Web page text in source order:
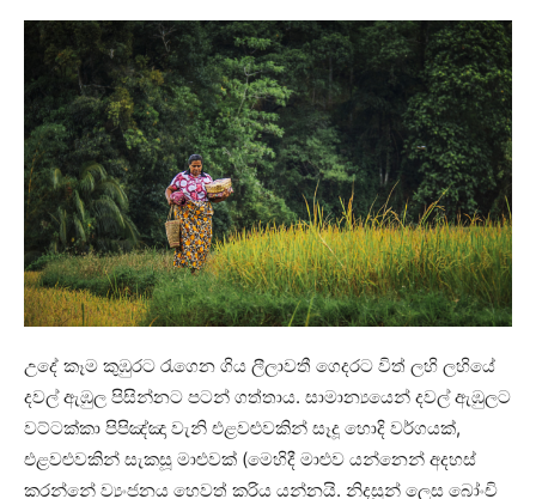
උදේ කෑම කුඹුරට රැගෙන ගිය ලීලාවතී ගෙදරට විත් ලහි ලහියේ
දවල් ඇඹුල පිසින්නට පටන් ගත්තාය. සාමාන්‍යයෙන් දවල් ඇඹුලට
වට්ටක්කා පිපිඤ්ඤා වැනි එළවළුවකින් සෑදූ හොදි වර්ගයක්,
එළවළුවකින් සැකසූ මාළුවක් (මෙහිදී මාළුව යන්නෙන් අදහස්
කරන්නේ ව්‍යංජනය හෙවත් කරිය යන්නයි. නිදසුන් ලෙස බෝංචි